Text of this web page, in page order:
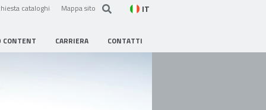
cataloghi Mappa sito IT
CONTENT CARRIERA CONTATTI